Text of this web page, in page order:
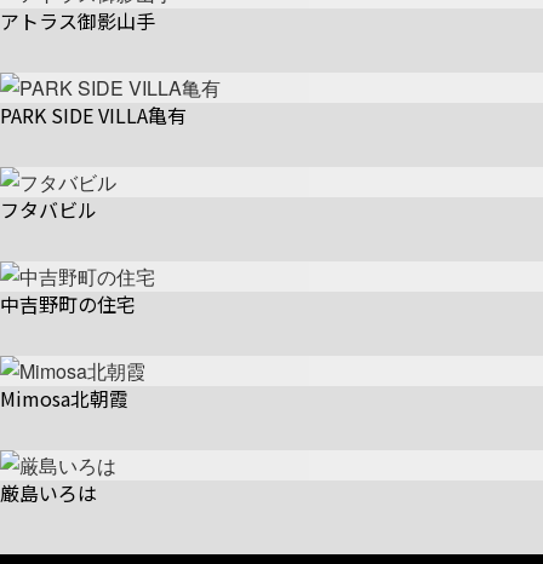
アトラス御影山手
PARK SIDE VILLA亀有
フタバビル
中吉野町の住宅
Mimosa北朝霞
厳島いろは